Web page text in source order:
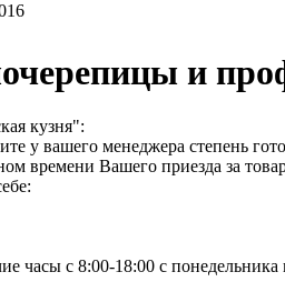
и
кузня":
у вашего менеджера степень
времени Вашего приезда за
часы с 8:00-18:00 с понедельника